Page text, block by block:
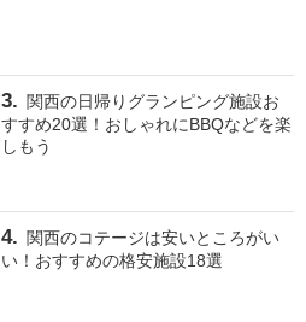
関西の日帰りグランピング施設お
すすめ20選！おしゃれにBBQなどを楽
しもう
関西のコテージは安いところがい
い！おすすめの格安施設18選